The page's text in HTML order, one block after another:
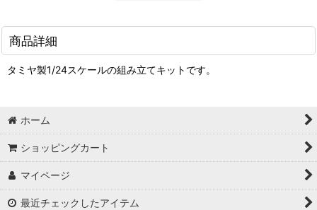
商品詳細
タミヤ製1/24スケールの組み立てキットです。
ホーム
ショッピングカート
マイページ
最近チェックしたアイテム